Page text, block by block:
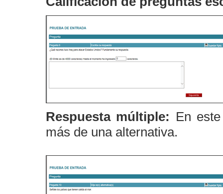
Respuesta múltiple: En
más de una alternativa.